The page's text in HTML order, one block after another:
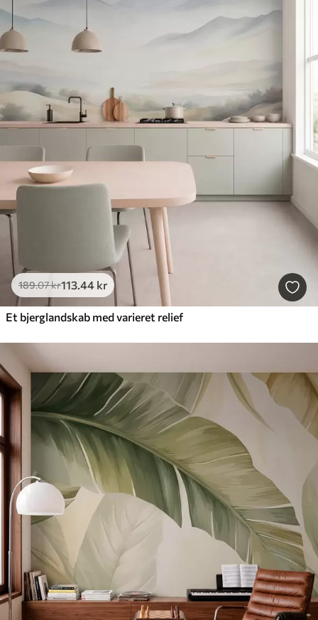
189.07kr113.44 kr
Et bjerglandskab med varieret relief